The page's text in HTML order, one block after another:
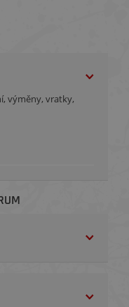
výměny, vratky,